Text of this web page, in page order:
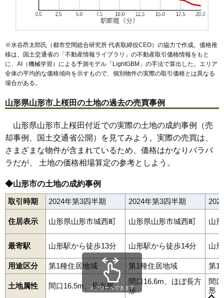
24万円
梅野木前 23万円 1,758万円 29.4%
64 成沢西 23万円 1,756万円 21.4%
65
67 島 23万円 1,719万円 31.1%
68 城北町 23万円 1,032万円 9.9%
69 肴町 23万円 1,247万円 10.7%
70 南館 23万円 1,502万円 20.5%
71 富の中 23万円 1,421万円
72 江南 23万円
73 白山 22万円 1,531万円 17.2%
74 嶋南 22万円 1,731万円 29.5%
75 平清水 22万円 1,721万円 26.2%
22万円
78 陣場 21万円 1,379万円 18.9%
79 瀬波 21万円 1,340万円 19.8%
※水谷昂太郎氏（都市空間総合研究所 代表取締役CEO）の協力で作成。価格推
移は、国土交通省の「不動産情報ライブラリ 」の不動産取引価格情報をもと
に、AI（機械学習）による予測モデル「LightGBM」の手法で算出した。エリア
全体の平均的な価格傾向を示すもので、個別物件の実際の取引価格とは異なる
場合がある。
山形県山形市上桜田の土地の過去の売買事例
山形県山形市上桜田付近での実際の土地の成約事例（売
却事例、国土交通省公開）を見てみよう。実際の売買は、
さまざまな物件が含まれているため、価格はかなりバラバ
ラだが、 土地の価格相場算定の参考としよう。
◆山形市の土地の成約事例
取引時期 2024年第3四半期 2024年第3四半期
住居表示 山形県山形市城西町 山形県山形市城西町 山
最寄駅 山形駅から徒歩13分 山形駅から徒歩14分 山
用途区分 第1種住居地域 第1種住居地域 第1
土地属性 間口16.5m、長方形
間口16.6m、ほぼ長方
形
間
形
スクロールできます
今塚
鋳物町岩波印役町内表内表東 梅野木前漆山上町江俣
小立落合町表蔵王篭田
香澄町
片谷地上椹沢上桜田上反田 上柳神尾北江俣北町
北山形
木の実町清住町切畑 久保田 黒沢江南黄金小姓町
蔵王上野蔵王温泉蔵王成沢
蔵王半郷
蔵王山田早乙女肴町桜田西桜田東桜田南志戸田島
下宝沢十文字城南町